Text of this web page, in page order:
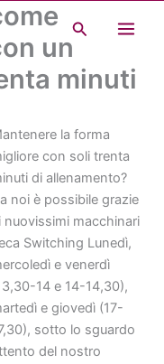
Cerca
un
minuti
la forma
con soli trenta
di allenamento?
noi è possibile grazie
nuovissimi macchinari
Switching Lunedì,
e venerdì
14 e 14-14,30),
e giovedì (17-
sotto lo sguardo
del nostro